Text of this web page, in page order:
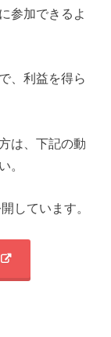
参加できるよ
、利益を得ら
は、下記の動
。
しています。